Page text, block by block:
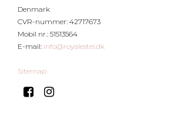
Denmark
CVR-nummer: 42717673
Mobil nr. : 51513564
E-mail: info@royalestel.dk
Sitemap